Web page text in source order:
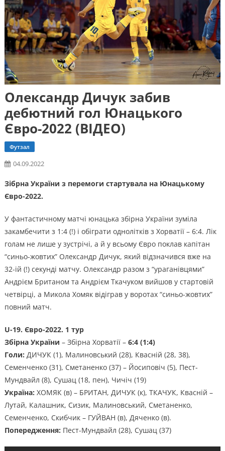
Олександр Дичук забив
дебютний гол Юнацького
Євро-2022 (ВІДЕО)
Футзал
04.09.2022
Зібрна України з перемоги стартувала на Юнацькому
Євро-2022.
У фантастичному матчі юнацька збірна України зуміла
закамбечити з 1:4 (!) і обіграти однолітків з Хорватії – 6:4. Лік
голам не лише у зустрічі, а й у всьому Євро поклав капітан
“синьо-жовтих” Олександр Дичук, який відзначився вже на
32-ій (!) секунді матчу. Олександр разом з “ураганівцями”
Андрієм Британом та Андрієм Ткачуком вийшов у стартовій
четвірці, а Микола Хомяк відіграв у воротах “синьо-жовтих”
повний матч.
U-19. Євро-2022. 1 тур
Збірна України – Збірна Хорватії – 6:4 (1:4)
Голи: ДИЧУК (1), Малиновський (28), Квасній (28, 38),
Семенченко (31), Сметаненко (37) – Йосиповіч (5), Пест-
Мундвайл (8), Сушац (18, пен), Чичіч (19)
Україна: ХОМЯК (в) – БРИТАН, ДИЧУК (к), ТКАЧУК, Квасній –
Лутай, Калашник, Сизик, Малиновський, Сметаненко,
Семенченко, Скибчик – ГУЙВАН (в), Дяченко (в).
Попередження: Пест-Мундвайл (28), Сушац (37)